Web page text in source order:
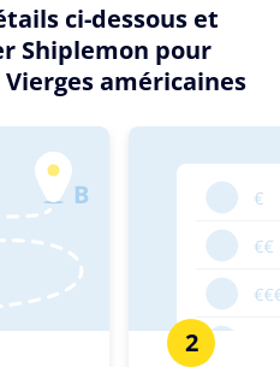
ci-dessous et
Shiplemon pour
américaines
2